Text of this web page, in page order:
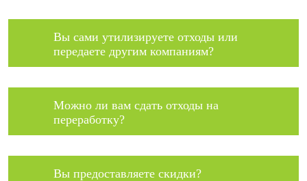
Вы сами утилизируете отходы или
передаете другим компаниям?
Можно ли вам сдать отходы на
переработку?
Вы предоставляете скидки?